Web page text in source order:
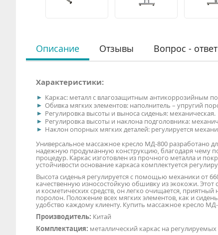
Описание
Характеристики:
Каркас: металл с влагозащитным антикоррозийным
Обивка мягких элементов: наполнитель – упругий
Регулировка высоты и выноса сиденья: механическая.
Регулировка высоты и наклона подголовника:
Наклон опорных мягких деталей: регулируется
Универсальное массажное кресло МД-800 разработано
надежную продуманную конструкцию, благодаря чему
процедур. Каркас изготовлен из прочного металла и
устойчивости основание каркаса комплектуется
Высота сиденья регулируется с помощью механики от
качественную износостойкую обшивку из экокожи.
и косметических средств, он легко очищается,
поролон. Положение всех мягких элементов, как и
удобство каждому клиенту. Купить массажное кресло
Производитель: Китай
Комплектация: металлический каркас на
Отзывы Вопрос - ответ